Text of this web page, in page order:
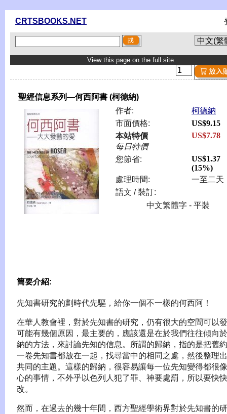
CRTSBOOKS.NET
View this page on the full site.
聖經信息系列—何西阿書 (柯德納)
作者:
柯德納
市面價格:
US$9.15
本站特價
每日特價
US$7.78
您節省:
US$1.37
(15%)
處理時間:
一至二天
語文 / 裝訂:
中文繁體字 - 平裝
簡要介紹:
先知書研究的劃時代先驅，給你一個不一樣的何西阿！
在華人教會裡，對於先知書的研究，仍有很大的空間可以
可能有幾個原因，最主要的，應該還是在於我們往往傾向
納的方法，來討論先知的信息。所謂的歸納，指的是把舊
一卷先知書都放在一起，找尋當中的相同之處，然後整理
共同的主題。這樣的歸納，很容易讓每一位先知變得都很
心的事情，不外乎以色列人犯了罪、神要處罰，所以要快
改。
然而，在過去的幾十年間，西方聖經學術界對於先知書的